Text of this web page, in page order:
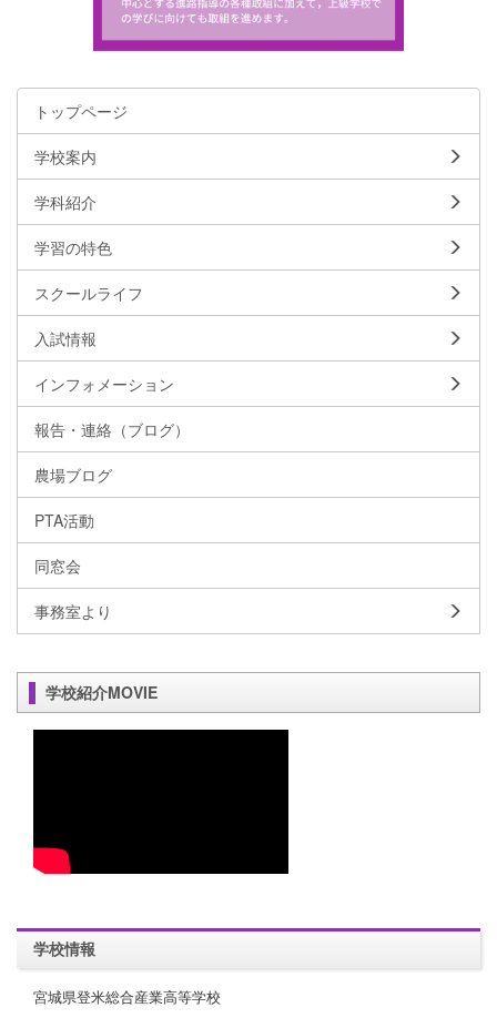
トップページ
学校案内
学科紹介
学習の特色
スクールライフ
入試情報
インフォメーション
報告・連絡（ブログ）
農場ブログ
PTA活動
同窓会
事務室より
学校紹介MOVIE
学校情報
宮城県登米総合産業高等学校